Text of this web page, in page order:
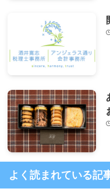
よく読まれている記